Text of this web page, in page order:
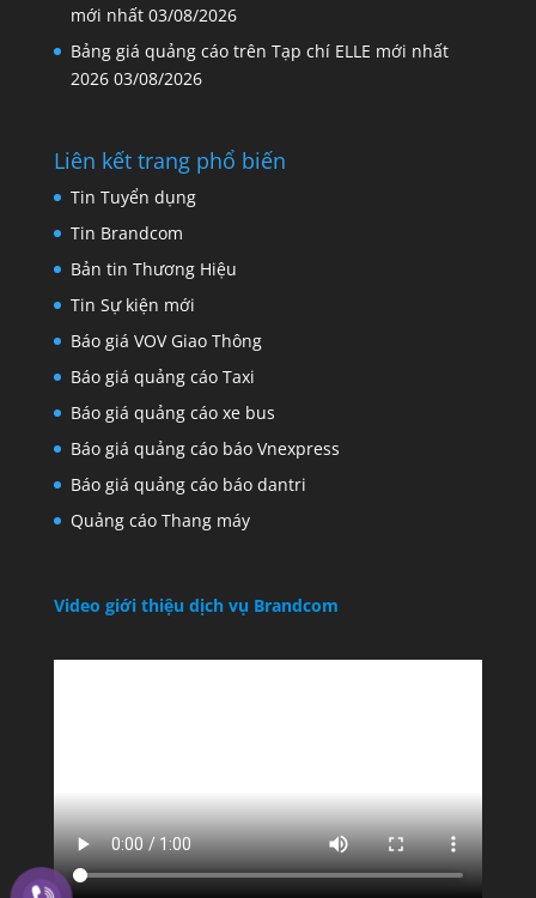
mới nhất 03/08/2026
Bảng giá quảng cáo trên Tạp chí ELLE mới nhất
2026 03/08/2026
Liên kết trang phổ biến
Tin Tuyển dụng
Tin Brandcom
Bản tin Thương Hiệu
Tin Sự kiện mới
Báo giá VOV Giao Thông
Báo giá quảng cáo Taxi
Báo giá quảng cáo xe bus
Báo giá quảng cáo báo Vnexpress
Báo giá quảng cáo báo dantri
Quảng cáo Thang máy
Video giới thiệu dịch vụ Brandcom